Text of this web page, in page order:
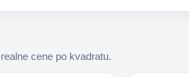
cene po kvadratu.